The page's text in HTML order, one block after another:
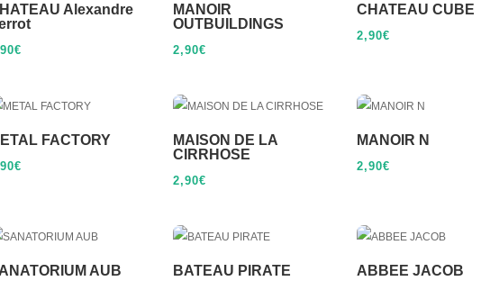
Alexandre
€
MANOIR
OUTBUILDINGS
2,90€
CHATEAU CUBE
2,90€
FACTORY
€
MAISON DE LA
CIRRHOSE
2,90€
MANOIR N
2,90€
AUB BATEAU PIRATE ABBEE JACOB